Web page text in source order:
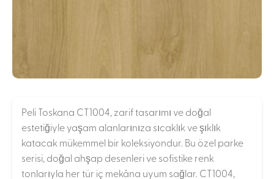
Peli Toskana CT1004, zarif tasarımı ve doğal
estetiğiyle yaşam alanlarınıza sıcaklık ve şıklık
katacak mükemmel bir koleksiyondur. Bu özel parke
serisi, doğal ahşap desenleri ve sofistike renk
tonlarıyla her tür iç mekâna uyum sağlar. CT1004,